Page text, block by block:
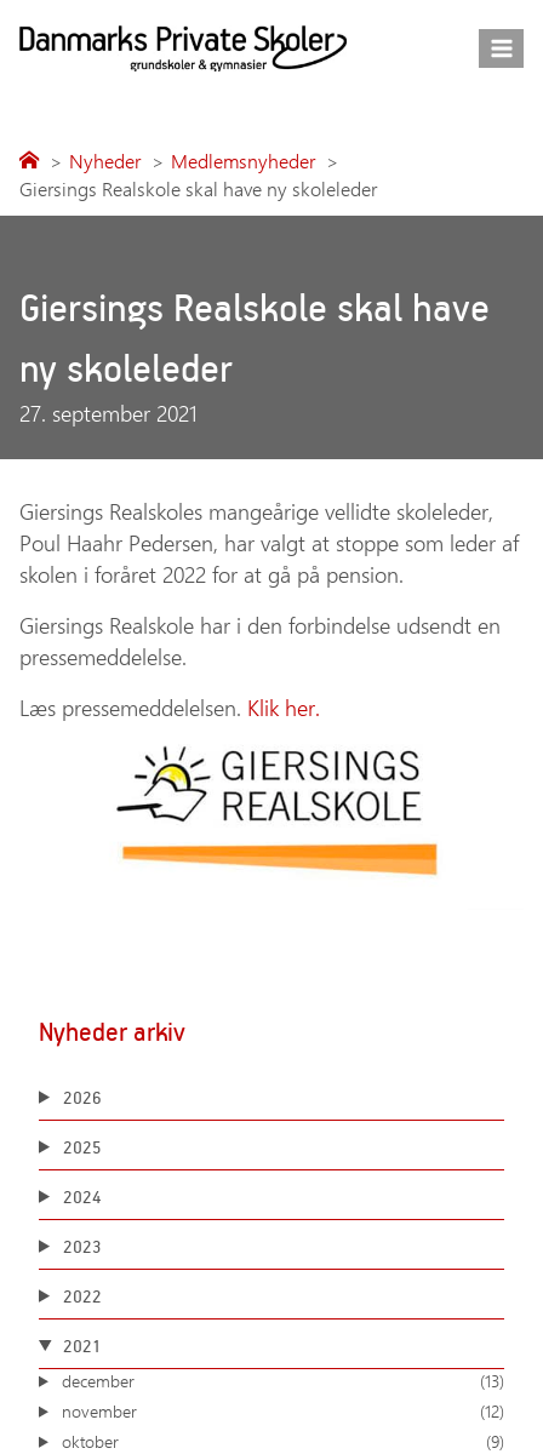
Nyheder
Medlemsnyheder
Giersings Realskole skal have ny skoleleder
Giersings Realskole skal have
ny skoleleder
27. september 2021
Giersings Realskoles mangeårige vellidte skoleleder,
Poul Haahr Pedersen, har valgt at stoppe som leder af
skolen i foråret 2022 for at gå på pension.
Giersings Realskole har i den forbindelse udsendt en
pressemeddelelse.
Læs pressemeddelelsen. Klik her.
Nyheder arkiv
2026
2025
2024
2023
2022
2021
december
(13)
november
(12)
oktober
(9)